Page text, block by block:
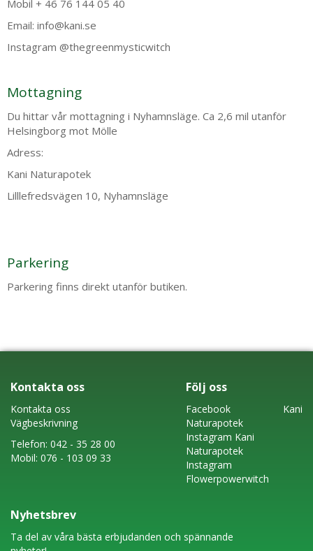
Mobil + 46 76 144 05 40
Email: info@kani.se
Instagram @thegreenmysticwitch
Mottagning
Du hittar vår mottagning i Nyhamnsläge. Ca 2,6 mil utanför
Helsingborg mot Mölle
Adress:
Kani Naturapotek
Lilllefredsvägen 10, Nyhamnsläge
Parkering
Parkering finns direkt utanför butiken.
Kontakta oss
Kontakta oss
Vägbeskrivning
Telefon: 042 - 35 28 00
Mobil: 076 - 103 09 33
Följ oss
FacebookKani
Naturapotek
Instagram Kani
Naturapotek
Instagram
Flowerpowerwitch
Nyhetsbrev
Ta del av våra bästa erbjudanden och spännande